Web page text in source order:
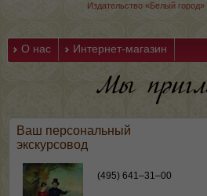
Издательство «Белый город»
О нас Интернет-магазин
Ваш персональный
экскурсовод
(495) 641–31–00